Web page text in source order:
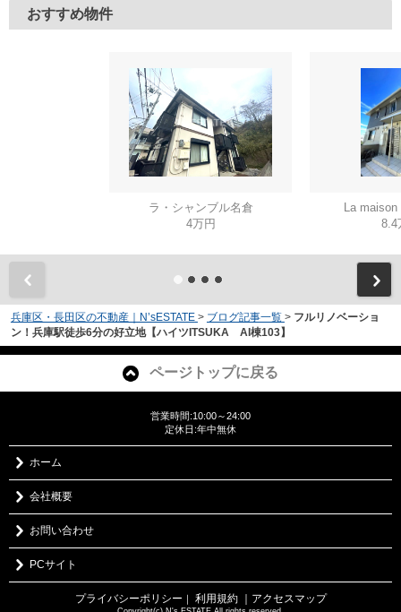
おすすめ物件
ラ・シャンブル名倉
4万円
La maison
8.4
兵庫区・長田区の不動産｜N’sESTATE > ブログ記事一覧 > フルリノベーショ
ン！兵庫駅徒歩6分の好立地【ハイツITSUKA AI棟103】
ページトップに戻る
営業時間:10:00～24:00
定休日:年中無休
ホーム
会社概要
お問い合わせ
PCサイト
プライバシーポリシー ｜ 利用規約 ｜アクセスマップ